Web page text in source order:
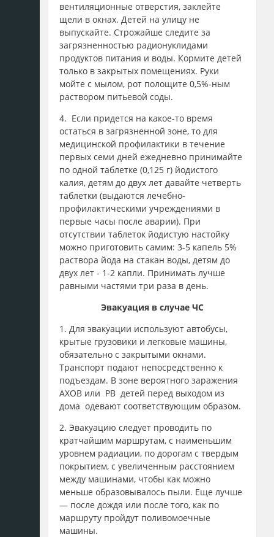
вентиляционные отверстия, заклейте
щели в окнах. Детей на улицу не
выпускайте. Строжайше следите за
загрязненностью радионуклидами
продуктов питания и воды. Кормите детей
только в закрытых помещениях. Руки
мойте с мылом, рот полощите 0,5%-ным
раствором питьевой соды.
4. Если придется на какое-то время
остаться в загрязненной зоне, то для
медицинской профилактики в течение
первых семи дней ежедневно принимайте
по одной таблетке (0,125 г) йодистого
калия, детям до двух лет давайте четверть
таблетки (выдаются лечебно-
профилактическими учреждениями в
первые часы после аварии). При
отсутствии таблеток йодистую настойку
можно приготовить самим: 3-5 капель 5%
раствора йода на стакан воды, детям до
двух лет - 1-2 капли. Принимать лучше
равными частями три раза в день.
Эвакуация в случае ЧС
1. Для эвакуации используют автобусы,
крытые грузовики и легковые машины,
обязательно с закрытыми окнами.
Транспорт подают непосредственно к
подъездам. В зоне вероятного заражения
АХОВ или РВ детей перед выходом из
дома одевают соответствующим образом.
2. Эвакуацию следует проводить по
кратчайшим маршрутам, с наименьшим
уровнем радиации, по дорогам с твердым
покрытием, с увеличенным расстоянием
между машинами, чтобы как можно
меньше образовывалось пыли. Еще лучше
— после дождя или после того, как по
маршруту пройдут поливомоечные
машины.